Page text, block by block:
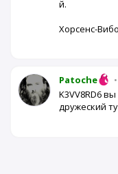
й.
Хорсенс-
Patoche •
K3VV8RD6
дружеский